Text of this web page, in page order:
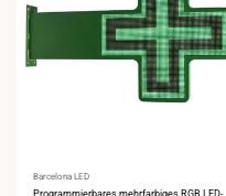
Anbieter:
Barcelona LED
Programmierbares mehrfarbiges RGB LED-